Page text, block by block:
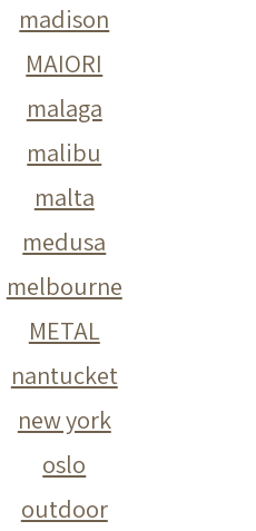
madison
MAIORI
malaga
malibu
malta
medusa
melbourne
METAL
nantucket
new york
oslo
outdoor